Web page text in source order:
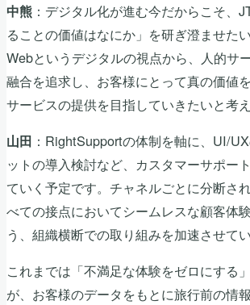
中熊 ：デジタル化が進む今だからこそ、
ることの価値はなにか」を研ぎ澄ませた
Webというデジタルの視点から、人的サ
融合を追求し、お客様にとって真の価値
サービスの提供を目指していきたいと考え
山田 ：RightSupportの体制を軸に、UI/
ットの導入検討など、カスタマーサポー
ていく予定です。チャネルごとに分断さ
べての接点においてシームレスな顧客体
う、組織横断での取り組みを加速させてい
これまでは「不満足な体験をゼロにする
が、お客様のデータをもとに旅行前の情